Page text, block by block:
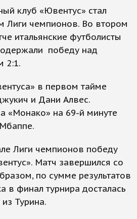
клуб «Ювентус» стал
Лиги чемпионов. Во втором
итальянские футболисты
победу над
2:1.
в первом тайме
и Дани Алвес.
«Монако» на 69-й минуте
Лиги чемпионов победу
Матч завершился со
по сумме результатов
в финал турнира досталась
Турина.